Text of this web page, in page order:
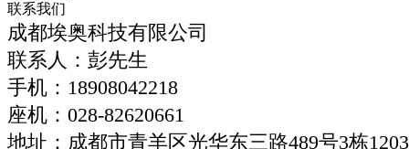
联系我们
成都埃奥科技有限公司
联系人：彭先生
手机： 18908042218
座机： 028-82620661
地址：成都市青羊区光华东三路489号3栋